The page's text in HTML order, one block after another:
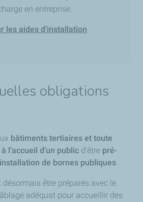
en entreprise.
les aides d'installation
obligations
bâtiments tertiaires et toute
l’accueil d’un public d'être pré-
de bornes publiques.
être préparés avec le
adéquat pour accueillir des